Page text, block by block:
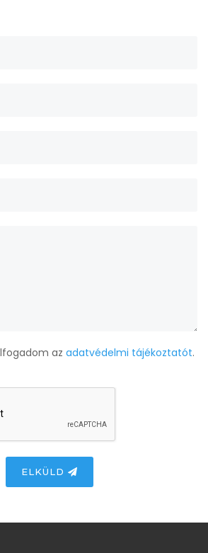
az adatvédelmi tájékoztatót.
ELKÜLD